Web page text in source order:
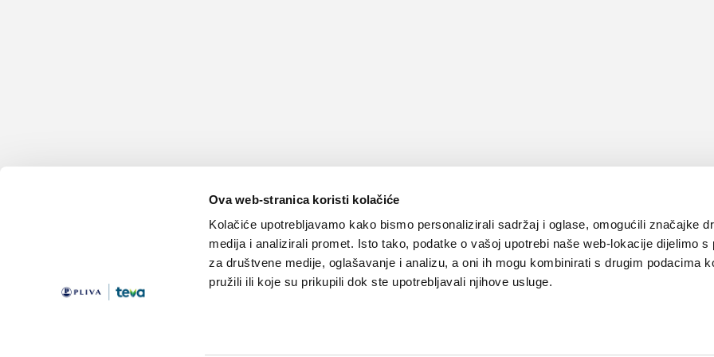
Ova web-stranica koristi kolačiće
Kolačiće upotrebljavamo kako bismo personalizirali sadržaj i oglase, omogućili značajke
medija i analizirali promet. Isto tako, podatke o vašoj upotrebi naše web-lokacije dijelimo s
za društvene medije, oglašavanje i analizu, a oni ih mogu kombinirati s drugim podacima
pružili ili koje su prikupili dok ste upotrebljavali njihove usluge.
Važne pravne